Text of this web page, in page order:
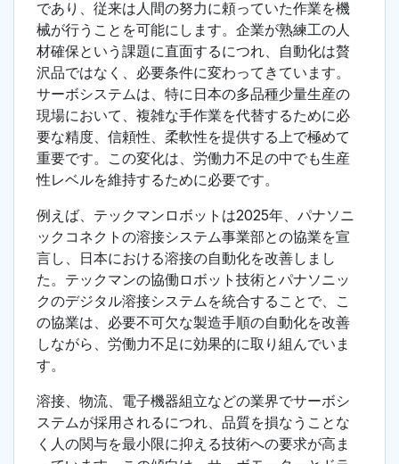
であり、従来は人間の努力に頼っていた作業を機
械が行うことを可能にします。企業が熟練工の人
材確保という課題に直面するにつれ、自動化は贅
沢品ではなく、必要条件に変わってきています。
サーボシステムは、特に日本の多品種少量生産の
現場において、複雑な手作業を代替するために必
要な精度、信頼性、柔軟性を提供する上で極めて
重要です。この変化は、労働力不足の中でも生産
性レベルを維持するために必要です。
例えば、テックマンロボットは2025年、パナソニ
ックコネクトの溶接システム事業部との協業を宣
言し、日本における溶接の自動化を改善しまし
た。テックマンの協働ロボット技術とパナソニッ
クのデジタル溶接システムを統合することで、こ
の協業は、必要不可欠な製造手順の自動化を改善
しながら、労働力不足に効果的に取り組んでいま
す。
溶接、物流、電子機器組立などの業界でサーボシ
ステムが採用されるにつれ、品質を損なうことな
く人の関与を最小限に抑える技術への要求が高ま